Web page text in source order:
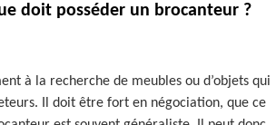
doit posséder un brocanteur ?
à la recherche de meubles ou d’objets qui
Il doit être fort en négociation, que ce